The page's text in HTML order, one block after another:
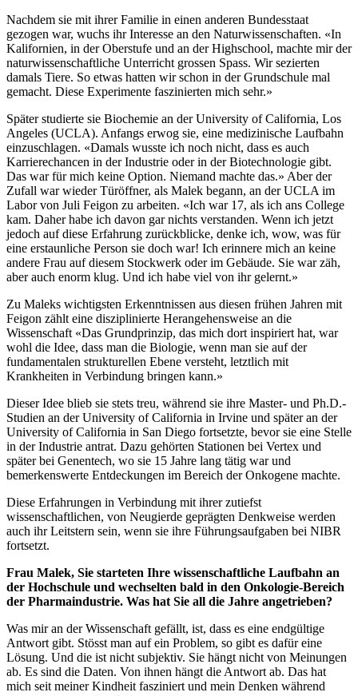
Nachdem sie mit ihrer Familie in einen anderen Bundesstaat
gezogen war, wuchs ihr Interesse an den Naturwissenschaften. «In
Kalifornien, in der Oberstufe und an der Highschool, machte mir der
naturwissenschaftliche Unterricht grossen Spass. Wir sezierten
damals Tiere. So etwas hatten wir schon in der Grundschule mal
gemacht. Diese Experimente faszinierten mich sehr.»
Später studierte sie Biochemie an der University of California, Los
Angeles (UCLA). Anfangs erwog sie, eine medizinische Laufbahn
einzuschlagen. «Damals wusste ich noch nicht, dass es auch
Karrierechancen in der Industrie oder in der Biotechnologie gibt.
Das war für mich keine Option. Niemand machte das.» Aber der
Zufall war wieder Türöffner, als Malek begann, an der UCLA im
Labor von Juli Feigon zu arbeiten. «Ich war 17, als ich ans College
kam. Daher habe ich davon gar nichts verstanden. Wenn ich jetzt
jedoch auf diese Erfahrung zurückblicke, denke ich, wow, was für
eine erstaunliche Person sie doch war! Ich erinnere mich an keine
andere Frau auf diesem Stockwerk oder im Gebäude. Sie war zäh,
aber auch enorm klug. Und ich habe viel von ihr gelernt.»
Zu Maleks wichtigsten Erkenntnissen aus diesen frühen Jahren mit
Feigon zählt eine disziplinierte Herangehensweise an die
Wissenschaft «Das Grundprinzip, das mich dort inspiriert hat, war
wohl die Idee, dass man die Biologie, wenn man sie auf der
fundamentalen strukturellen Ebene versteht, letztlich mit
Krankheiten in Verbindung bringen kann.»
Dieser Idee blieb sie stets treu, während sie ihre Master- und Ph.D.-
Studien an der University of California in Irvine und später an der
University of California in San Diego fortsetzte, bevor sie eine Stelle
in der Industrie antrat. Dazu gehörten Stationen bei Vertex und
später bei Genentech, wo sie 15 Jahre lang tätig war und
bemerkenswerte Entdeckungen im Bereich der Onkogene machte.
Diese Erfahrungen in Verbindung mit ihrer zutiefst
wissenschaftlichen, von Neugierde geprägten Denkweise werden
auch ihr Leitstern sein, wenn sie ihre Führungsaufgaben bei NIBR
fortsetzt.
Frau Malek, Sie starteten Ihre wissenschaftliche Laufbahn an
der Hochschule und wechselten bald in den Onkologie-Bereich
der Pharmaindustrie. Was hat Sie all die Jahre angetrieben?
Was mir an der Wissenschaft gefällt, ist, dass es eine endgültige
Antwort gibt. Stösst man auf ein Problem, so gibt es dafür eine
Lösung. Und die ist nicht subjektiv. Sie hängt nicht von Meinungen
ab. Es sind die Daten. Von ihnen hängt die Antwort ab. Das hat
mich seit meiner Kindheit fasziniert und mein Denken während